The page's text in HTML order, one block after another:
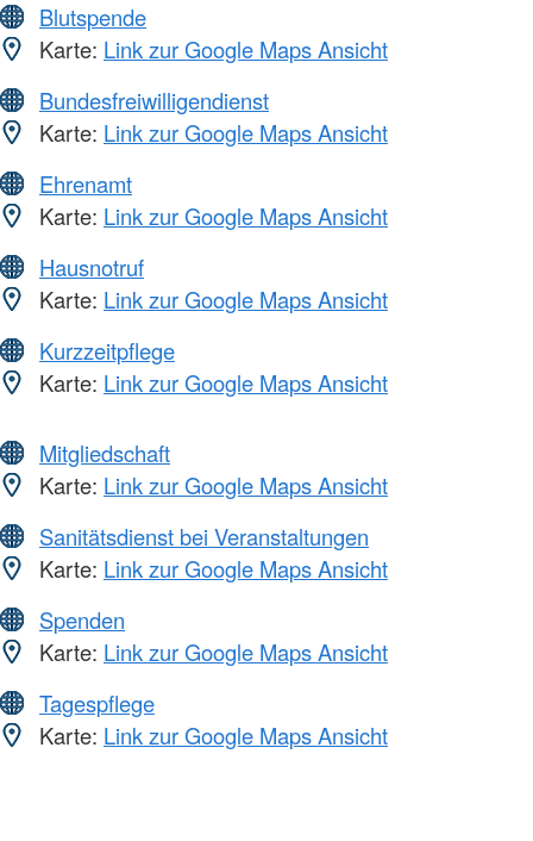
Blutspende
Karte: Link zur Google Maps Ansicht
Bundesfreiwilligendienst
Karte: Link zur Google Maps Ansicht
Ehrenamt
Karte: Link zur Google Maps Ansicht
Hausnotruf
Karte: Link zur Google Maps Ansicht
Kurzzeitpflege
Karte: Link zur Google Maps Ansicht
Mitgliedschaft
Karte: Link zur Google Maps Ansicht
Sanitätsdienst bei Veranstaltungen
Karte: Link zur Google Maps Ansicht
Spenden
Karte: Link zur Google Maps Ansicht
Tagespflege
Karte: Link zur Google Maps Ansicht